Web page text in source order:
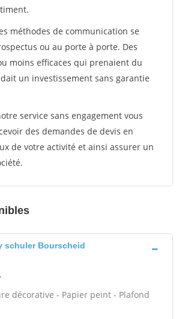
méthodes de communication se
ou au porte à porte. Des
moins efficaces qui prenaient du
un investissement sans garantie
service sans engagement vous
des demandes de devis en
de votre activité et ainsi assurer un
schuler Bourscheid
décorative - Papier peint - Plafond